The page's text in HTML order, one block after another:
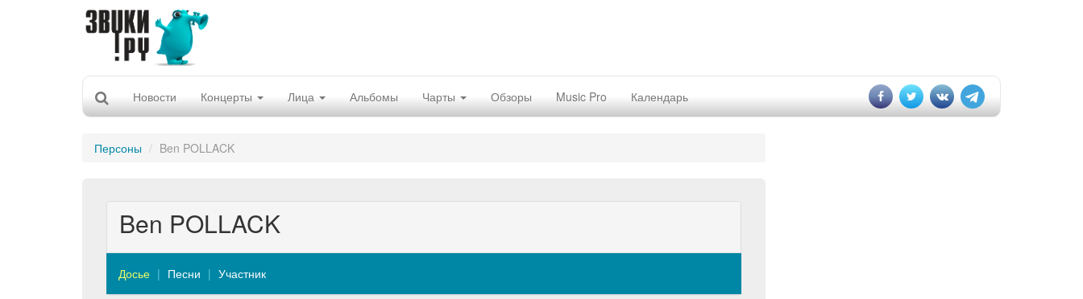
Новости Концерты Лица Альбомы Чарты Обзоры Music Pro Календарь
Персоны Ben POLLACK
Ben POLLACK
Досье Песни Участник